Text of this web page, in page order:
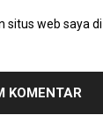
situs web saya